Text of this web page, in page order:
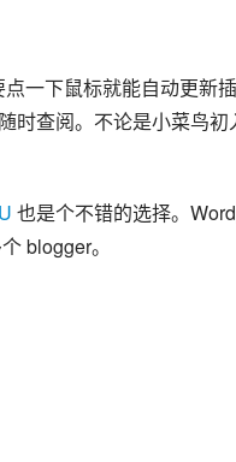
一下鼠标就能自动更新
时查阅。不论是小菜鸟初
也是个不错的选择。
blogger。